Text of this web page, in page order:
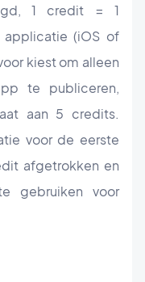
1 credit = 1
applicatie (iOS of
kiest om alleen
te publiceren,
aan 5 credits.
voor de eerste
afgetrokken en
gebruiken voor